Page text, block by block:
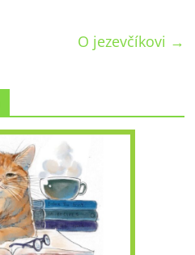
O jezevčíkovi →